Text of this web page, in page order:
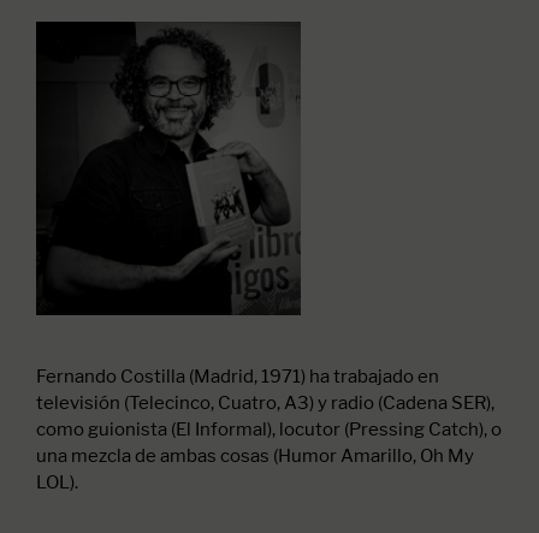
Fernando Costilla (Madrid, 1971) ha trabajado en
televisión (Telecinco, Cuatro, A3) y radio (Cadena SER),
como guionista (El Informal), locutor (Pressing Catch), o
una mezcla de ambas cosas (Humor Amarillo, Oh My
LOL).